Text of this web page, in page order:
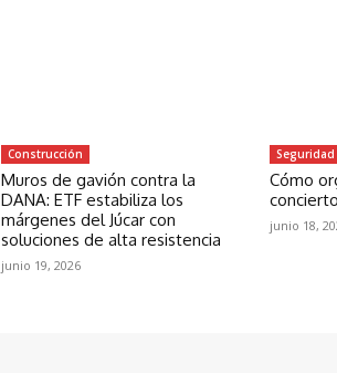
Construcción
Muros de gavión contra la
DANA: ETF estabiliza los
márgenes del Júcar con
soluciones de alta resistencia
junio 19, 2026
Seguridad
Cómo
junio 18,